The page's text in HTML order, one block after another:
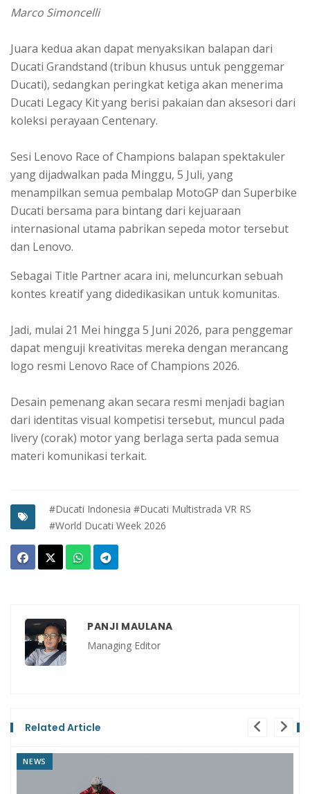
Marco Simoncelli
Juara kedua akan dapat menyaksikan balapan dari
Ducati Grandstand (tribun khusus untuk penggemar
Ducati), sedangkan peringkat ketiga akan menerima
Ducati Legacy Kit yang berisi pakaian dan aksesori dari
koleksi perayaan Centenary.
Sesi Lenovo Race of Champions balapan spektakuler
yang dijadwalkan pada Minggu, 5 Juli, yang
menampilkan semua pembalap MotoGP dan Superbike
Ducati bersama para bintang dari kejuaraan
internasional utama pabrikan sepeda motor tersebut
dan Lenovo.
Sebagai Title Partner acara ini, meluncurkan sebuah
kontes kreatif yang didedikasikan untuk komunitas.
Jadi, mulai 21 Mei hingga 5 Juni 2026, para penggemar
dapat menguji kreativitas mereka dengan merancang
logo resmi Lenovo Race of Champions 2026.
Desain pemenang akan secara resmi menjadi bagian
dari identitas visual kompetisi tersebut, muncul pada
livery (corak) motor yang berlaga serta pada semua
materi komunikasi terkait.
#Ducati Indonesia #Ducati Multistrada VR RS
#World Ducati Week 2026
PANJI MAULANA
Managing Editor
Related Article